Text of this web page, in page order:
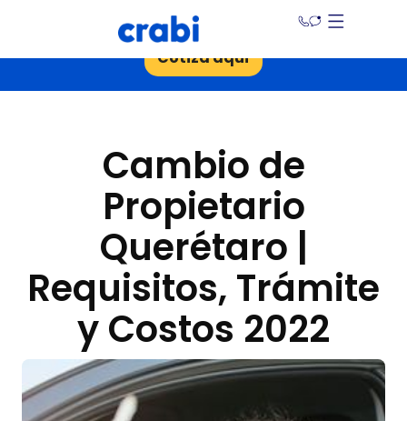
¡Ahorra hasta un 30% en tu seguro de auto!
Cotiza aquí
Cambio de
Propietario
Querétaro |
Requisitos, Trámite
y Costos 2022